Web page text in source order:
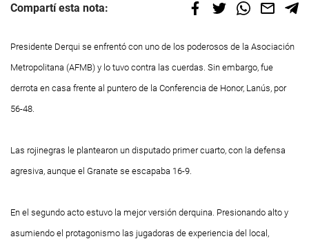
Compartí esta nota:
Presidente Derqui se enfrentó con uno de los poderosos de la Asociación
Metropolitana (AFMB) y lo tuvo contra las cuerdas. Sin embargo, fue
derrota en casa frente al puntero de la Conferencia de Honor, Lanús, por
56-48.
Las rojinegras le plantearon un disputado primer cuarto, con la defensa
agresiva, aunque el Granate se escapaba 16-9.
En el segundo acto estuvo la mejor versión derquina. Presionando alto y
asumiendo el protagonismo las jugadoras de experiencia del local,